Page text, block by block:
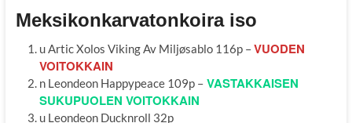
Meksikonkarvatonkoira iso
u Artic Xolos Viking Av Miljøsablo 116p –VUODEN
VOITOKKAIN
n Leondeon Happypeace 109p –VASTAKKAISEN
SUKUPUOLEN VOITOKKAIN
u Leondeon Ducknroll 32p